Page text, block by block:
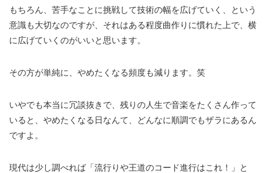
もちろん、苦手なことに挑戦して技術の幅を広げていく、という
意識も大切なのですが、それはある程度曲作りに慣れた上で、横
に広げていくのがいいと思います。
その方が単純に、やめたくなる頻度も減ります。笑
いやでも本当に冗談抜きで、残りの人生で音楽をたくさん作って
いると、やめたくなる日なんて、どんなに順調でもザラにあるん
ですよ。
現代は少し調べれば「流行りや王道のコード進行はこれ！」と